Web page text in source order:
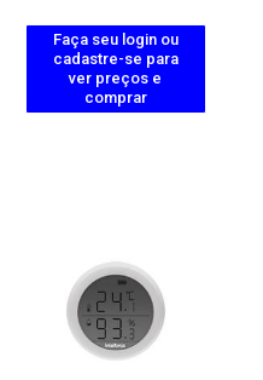
Faça seu login ou
cadastre-se para
ver preços e
comprar